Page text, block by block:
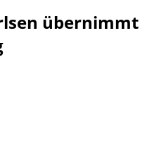
übernimmt